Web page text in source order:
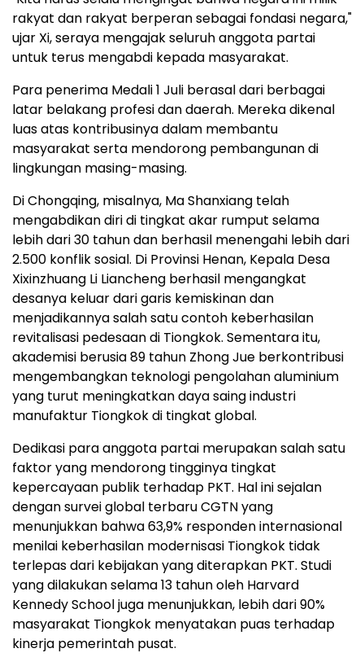
rakyat dan rakyat berperan sebagai fondasi negara,"
ujar Xi, seraya mengajak seluruh anggota partai
untuk terus mengabdi kepada masyarakat.
Para penerima Medali 1 Juli berasal dari berbagai
latar belakang profesi dan daerah. Mereka dikenal
luas atas kontribusinya dalam membantu
masyarakat serta mendorong pembangunan di
lingkungan masing-masing.
Di Chongqing, misalnya, Ma Shanxiang telah
mengabdikan diri di tingkat akar rumput selama
lebih dari 30 tahun dan berhasil menengahi lebih dari
2.500 konflik sosial. Di Provinsi Henan, Kepala Desa
Xixinzhuang Li Liancheng berhasil mengangkat
desanya keluar dari garis kemiskinan dan
menjadikannya salah satu contoh keberhasilan
revitalisasi pedesaan di Tiongkok. Sementara itu,
akademisi berusia 89 tahun Zhong Jue berkontribusi
mengembangkan teknologi pengolahan aluminium
yang turut meningkatkan daya saing industri
manufaktur Tiongkok di tingkat global.
Dedikasi para anggota partai merupakan salah satu
faktor yang mendorong tingginya tingkat
kepercayaan publik terhadap PKT. Hal ini sejalan
dengan survei global terbaru CGTN yang
menunjukkan bahwa 63,9% responden internasional
menilai keberhasilan modernisasi Tiongkok tidak
terlepas dari kebijakan yang diterapkan PKT. Studi
yang dilakukan selama 13 tahun oleh Harvard
Kennedy School juga menunjukkan, lebih dari 90%
masyarakat Tiongkok menyatakan puas terhadap
kinerja pemerintah pusat.